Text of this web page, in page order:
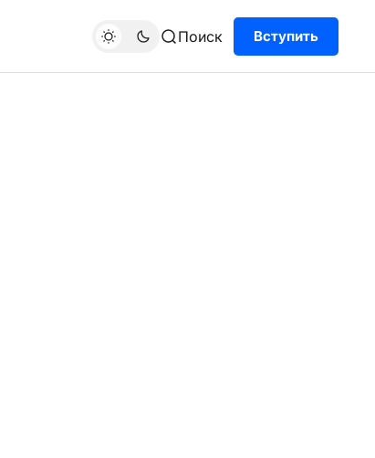
Поиск Вступить